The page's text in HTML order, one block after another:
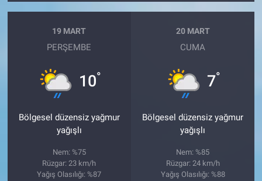
19 MART
PERŞEMBE
10°
Bölgesel düzensiz yağmur
yağışlı
Nem: %75
Rüzgar: 23 km/h
Yağış Olasılığı: %87
20 MART
CUMA
7°
Bölgesel düzensiz yağmur
yağışlı
Nem: %85
Rüzgar: 24 km/h
Yağış Olasılığı: %88